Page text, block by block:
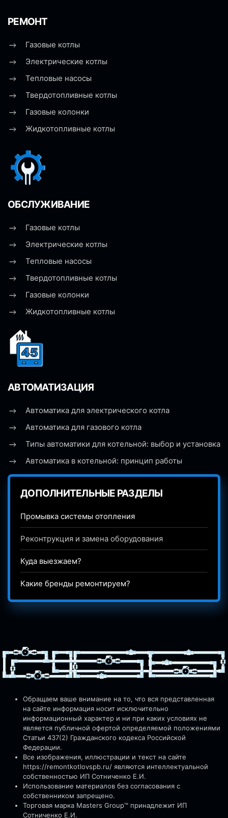
РЕМОНТ
Газовые котлы
Электрические котлы
Тепловые насосы
Твердотопливные котлы
Газовые колонки
Жидкотопливные котлы
ОБСЛУЖИВАНИЕ
Газовые котлы
Электрические котлы
Тепловые насосы
Твердотопливные котлы
Газовые колонки
Жидкотопливные котлы
АВТОМАТИЗАЦИЯ
Автоматика для электрического котла
Автоматика для газового котла
Типы автоматики для котельной: выбор и установка
Автоматика в котельной: принцип работы
ДОПОЛНИТЕЛЬНЫЕ РАЗДЕЛЫ
Промывка системы отопления
Реконтрукция и замена оборудования
Куда выезжаем?
Какие бренды ремонтируем?
Обращаем ваше внимание на то, что вся представленная
на сайте информация носит исключительно
информационный характер и ни при каких условиях не
является публичной офертой определяемой положениями
Статьи 437(2) Гражданского кодекса Российской
Федерации.
Все изображения, иллюстрации и текст на сайте
https://remontkotlovspb.ru/ являются интеллектуальной
собственностью ИП Сотниченко Е.И.
Использование материалов без согласования с
собственником запрещено.
Торговая марка Masters Group™ принадлежит ИП
Сотниченко Е.И.